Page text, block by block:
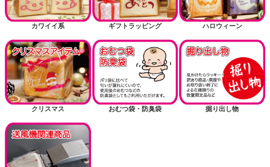
カワイイ系 ギフトラッピング ハロウィーン
クリスマス おむつ袋・防臭袋 掘り出し物